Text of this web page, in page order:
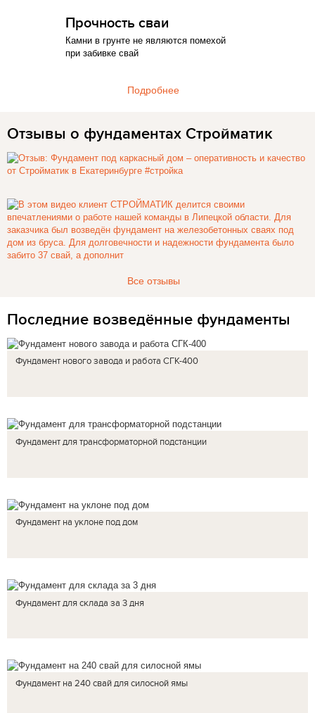
Прочность сваи
Камни в грунте не являются помехой
при забивке свай
Подробнее
Отзывы о фундаментах Стройматик
Все отзывы
Последние возведённые фундаменты
Фундамент нового завода и работа СГК-400
Фундамент для трансформаторной подстанции
Фундамент на уклоне под дом
Фундамент для склада за 3 дня
Фундамент на 240 свай для силосной ямы